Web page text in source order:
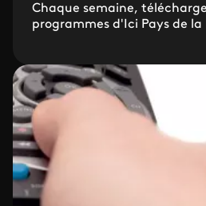
Chaque semaine,
programmes d'Ici Pays de la